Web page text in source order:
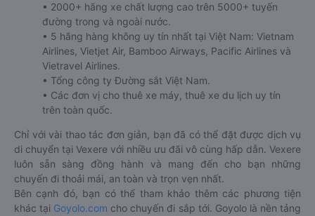
• 2000+ hãng xe chất lượng cao trên 5000+ tuyến
đường trong và ngoài nước.
• 5 hãng hàng không uy tín nhất tại Việt Nam: Vietnam
Airlines, Vietjet Air, Bamboo Airways, Pacific Airlines và
Vietravel Airlines.
• Tổng công ty Đường sắt Việt Nam.
• Các đơn vị cho thuê xe máy, thuê xe du lịch uy tín
trên toàn quốc.
Chỉ với vài thao tác đơn giản, bạn đã có thể đặt được dịch vụ
di chuyển tại Vexere với nhiều ưu đãi vô cùng hấp dẫn. Vexere
luôn sẵn sàng đồng hành và mang đến cho bạn những
chuyến đi thoải mái, an toàn và trọn vẹn nhất.
Bên cạnh đó, bạn có thể tham khảo thêm các phương tiện
khác tại Goyolo.com cho chuyến đi sắp tới. Goyolo là nền tảng